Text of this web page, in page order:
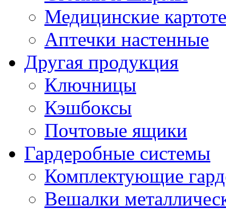
Медицинские
Аптечки настенные
Другая продукция
Ключницы
Кэшбоксы
Почтовые ящики
Гардеробные системы
Комплектующие
Вешалки